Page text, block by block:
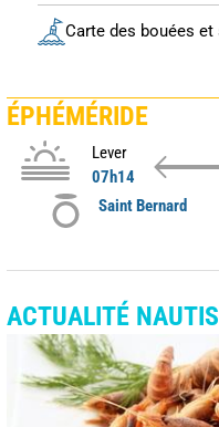
Carte des bouées et
ÉPHÉMÉRIDE
Lever
07h14
Saint Bernard
ACTUALITÉ